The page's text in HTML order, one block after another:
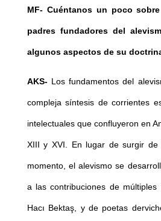
MF- Cuéntanos un poco
padres fundadores del
algunos aspectos de su
AKS- Los fundamentos del
compleja síntesis de corrientes
intelectuales que confluyeron en
XIII y XVI. En lugar de surgir
momento, el alevismo se
a las contribuciones de múltiples
Hacı Bektaş, y de poetas